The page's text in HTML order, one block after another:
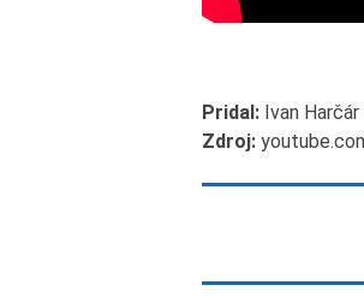
Pridal: Ivan Harčár
Zdroj: